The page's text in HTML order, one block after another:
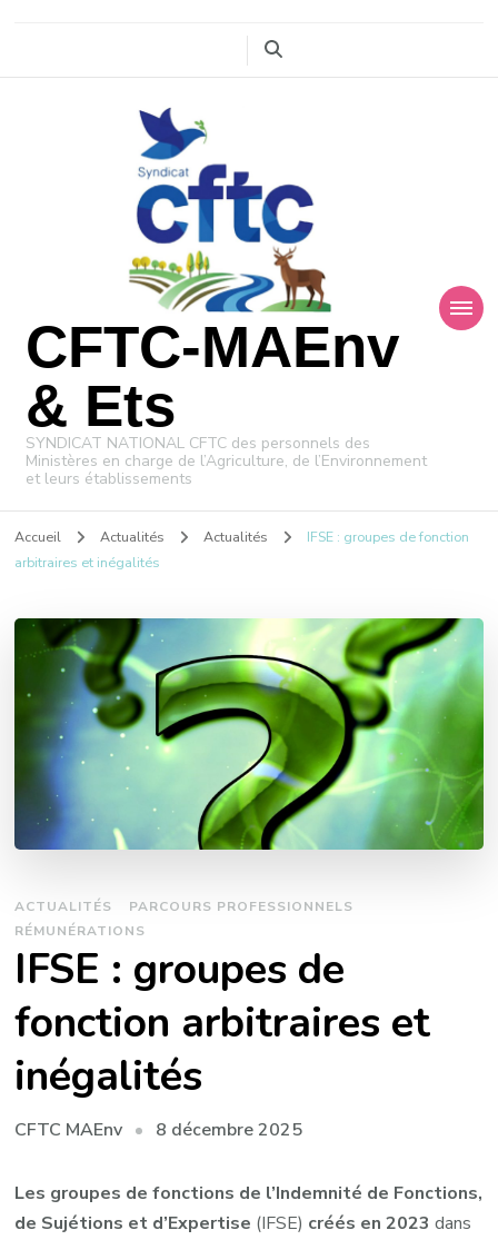
CFTC-MAEnv
& Ets
SYNDICAT NATIONAL CFTC des personnels des
Ministères en charge de l’Agriculture, de l’Environnement
et leurs établissements
Accueil Actualités Actualités
IFSE : groupes de fonction
arbitraires et inégalités
ACTUALITÉS
PARCOURS PROFESSIONNELS
RÉMUNÉRATIONS
IFSE : groupes de
fonction arbitraires et
inégalités
CFTC MAEnv 8 décembre 2025
Les groupes de fonctions de l’Indemnité de Fonctions,
de Sujétions et d’Expertise (IFSE) créés en 2023 dans